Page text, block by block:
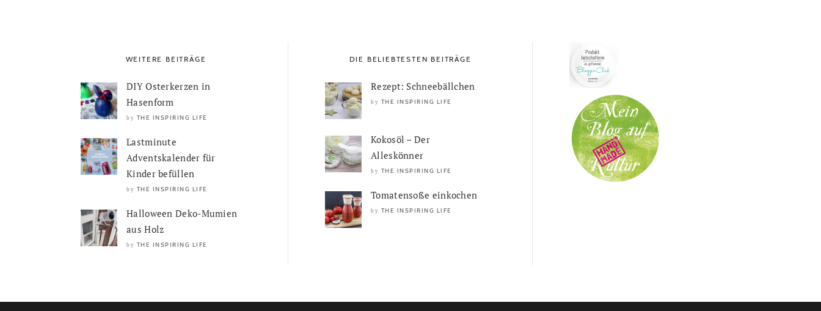
WEITERE BEITRÄGE
DIY Osterkerzen in
Hasenform
by THE INSPIRING LIFE
Lastminute
Adventskalender für
Kinder befüllen
by THE INSPIRING LIFE
Halloween Deko-Mumien
aus Holz
by THE INSPIRING LIFE
DIE BELIEBTESTEN BEITRÄGE
Rezept: Schneebällchen
by THE INSPIRING LIFE
Kokosöl – Der
Alleskönner
by THE INSPIRING LIFE
Tomatensoße einkochen
by THE INSPIRING LIFE